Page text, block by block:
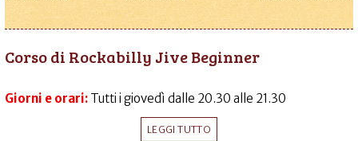
Corso di Rockabilly Jive Beginner
Giorni e orari: Tutti i giovedì dalle 20.30 alle 21.30
LEGGI TUTTO